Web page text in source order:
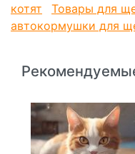
котят
Товары для
автокормушки для